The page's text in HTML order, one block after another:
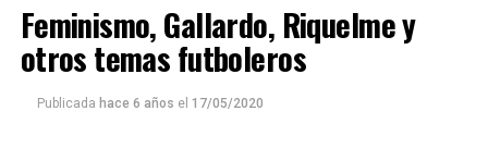
Feminismo, Gallardo, Riquelme y
otros temas futboleros
Publicada hace 6 años el 17/05/2020